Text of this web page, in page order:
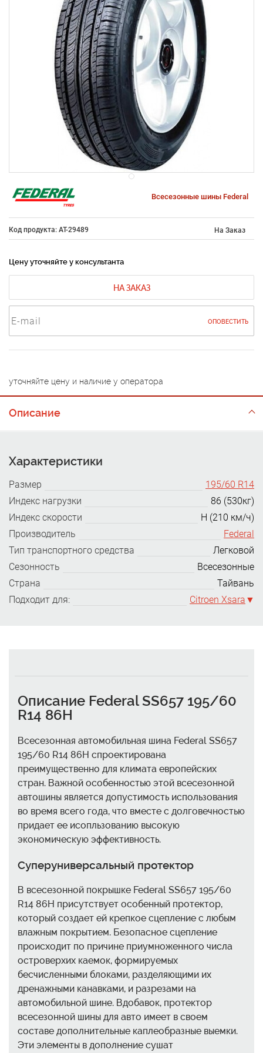
Всесезонные шины Federal
Код продукта: AT-29489 На Заказ
Цену уточняйте у консультанта
НА ЗАКАЗ
ОПОВЕСТИТЬ
уточняйте цену и наличие у оператора
Описание
Характеристики
Размер
195/60 R14
Индекс нагрузки
86 (530кг)
Индекс скорости
H (210 км/ч)
Производитель
Federal
Тип транспортного средства
Легковой
Сезонность
Всесезонные
Страна
Тайвань
Подходит для:
Citroen Xsara
Описание Federal SS657 195/60
R14 86H
Всесезонная автомобильная шина Federal SS657
195/60 R14 86H спроектирована
преимущественно для климата европейских
стран. Важной особенностью этой всесезонной
автошины является допустимость использования
во время всего года, что вместе с долговечностью
придает ее исопльзованию высокую
экономическую эффективность.
Суперуниверсальный протектор
В всесезонной покрышке Federal SS657 195/60
R14 86H присутствует особенный протектор,
который создает ей крепкое сцепление с любым
влажным покрытием. Безопасное сцепление
происходит по причине приумноженного числа
островерхих каемок, формируемых
бесчисленными блоками, разделяющими их
дренажными канавками, и разрезами на
автомобильной шине. Вдобавок, протектор
всесезонной шины для авто имеет в своем
составе дополнительные каплеобразные выемки.
Эти элементы в дополнение сушат